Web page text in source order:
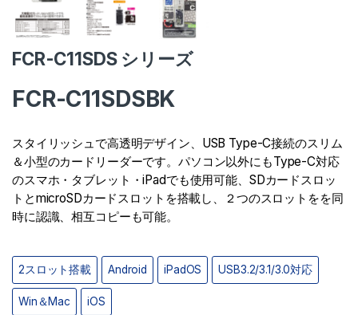
FCR-C11SDS シリーズ
FCR-C11SDSBK
スタイリッシュで高透明デザイン、USB Type-C接続のスリム
＆小型のカードリーダーです。パソコン以外にもType-C対応
のスマホ・タブレット・iPadでも使用可能、SDカードスロッ
トとmicroSDカードスロットを搭載し、２つのスロットをを同
時に認識、相互コピーも可能。
2スロット搭載 Android iPadOS USB3.2/3.1/3.0対応
Win＆Mac iOS